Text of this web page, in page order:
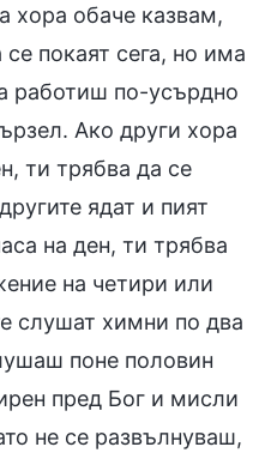
хора обаче казвам,
покаят сега, но има
работиш по-усърдно
Ако други хора
ти трябва да се
ядат и пият
на ден, ти трябва
на четири или
слушат химни по два
поне половин
пред Бог и мисли
не се развълнуваш,